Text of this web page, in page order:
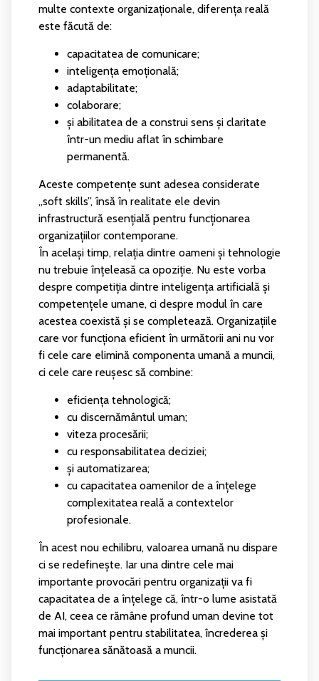
multe contexte organizaționale, diferența reală
este făcută de:
capacitatea de comunicare;
inteligența emoțională;
adaptabilitate;
colaborare;
și abilitatea de a construi sens și claritate
într-un mediu aflat în schimbare
permanentă.
Aceste competențe sunt adesea considerate
„soft skills”, însă în realitate ele devin
infrastructură esențială pentru funcționarea
organizațiilor contemporane.
În același timp, relația dintre oameni și tehnologie
nu trebuie înțeleasă ca opoziție. Nu este vorba
despre competiția dintre inteligența artificială și
competențele umane, ci despre modul în care
acestea coexistă și se completează. Organizațiile
care vor funcționa eficient în următorii ani nu vor
fi cele care elimină componenta umană a muncii,
ci cele care reușesc să combine:
eficiența tehnologică;
cu discernământul uman;
viteza procesării;
cu responsabilitatea deciziei;
și automatizarea;
cu capacitatea oamenilor de a înțelege
complexitatea reală a contextelor
profesionale.
În acest nou echilibru, valoarea umană nu dispare
ci se redefinește. Iar una dintre cele mai
importante provocări pentru organizații va fi
capacitatea de a înțelege că, într-o lume asistată
de AI, ceea ce rămâne profund uman devine tot
mai important pentru stabilitatea, încrederea și
funcționarea sănătoasă a muncii.